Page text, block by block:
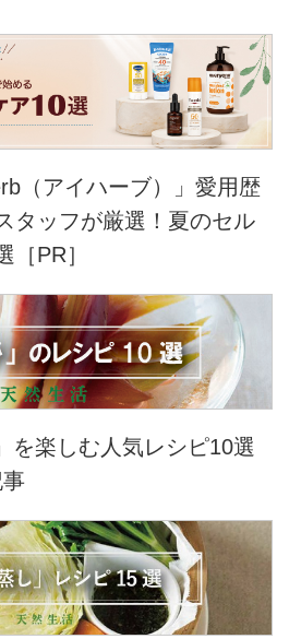
（アイハーブ）」愛用歴
タッフが厳選！夏のセル
［PR］
を楽しむ人気レシピ10選
事